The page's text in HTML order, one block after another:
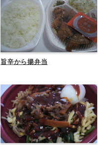
旨辛から揚弁当